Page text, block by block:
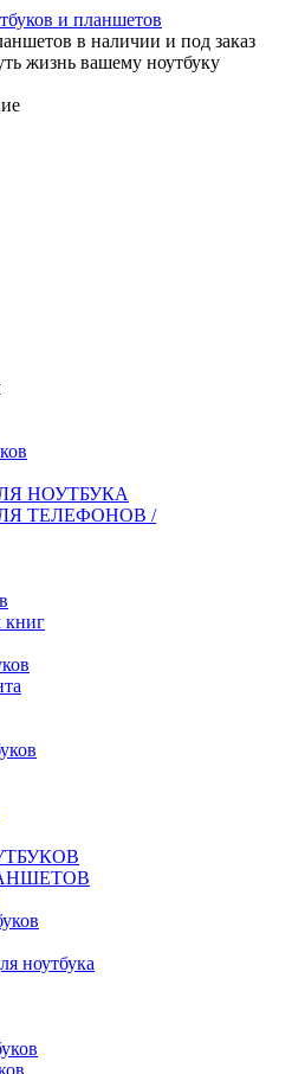
в наличии и под заказ
жизнь вашему ноутбуку
НОУТБУКА
ТЕЛЕФОНОВ /
книг
ноутбука